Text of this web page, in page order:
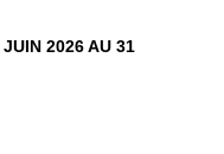
JUIN 2026 AU 31